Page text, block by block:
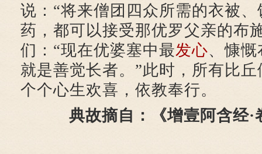
说：“将来僧团四众所需的衣被
药，都可以接受那优罗父亲的布
们：“现在优婆塞中最发心、慷
就是善觉长者。”此时，所有比
个个心生欢喜，依教奉行。
典故摘自：《增壹阿含经·